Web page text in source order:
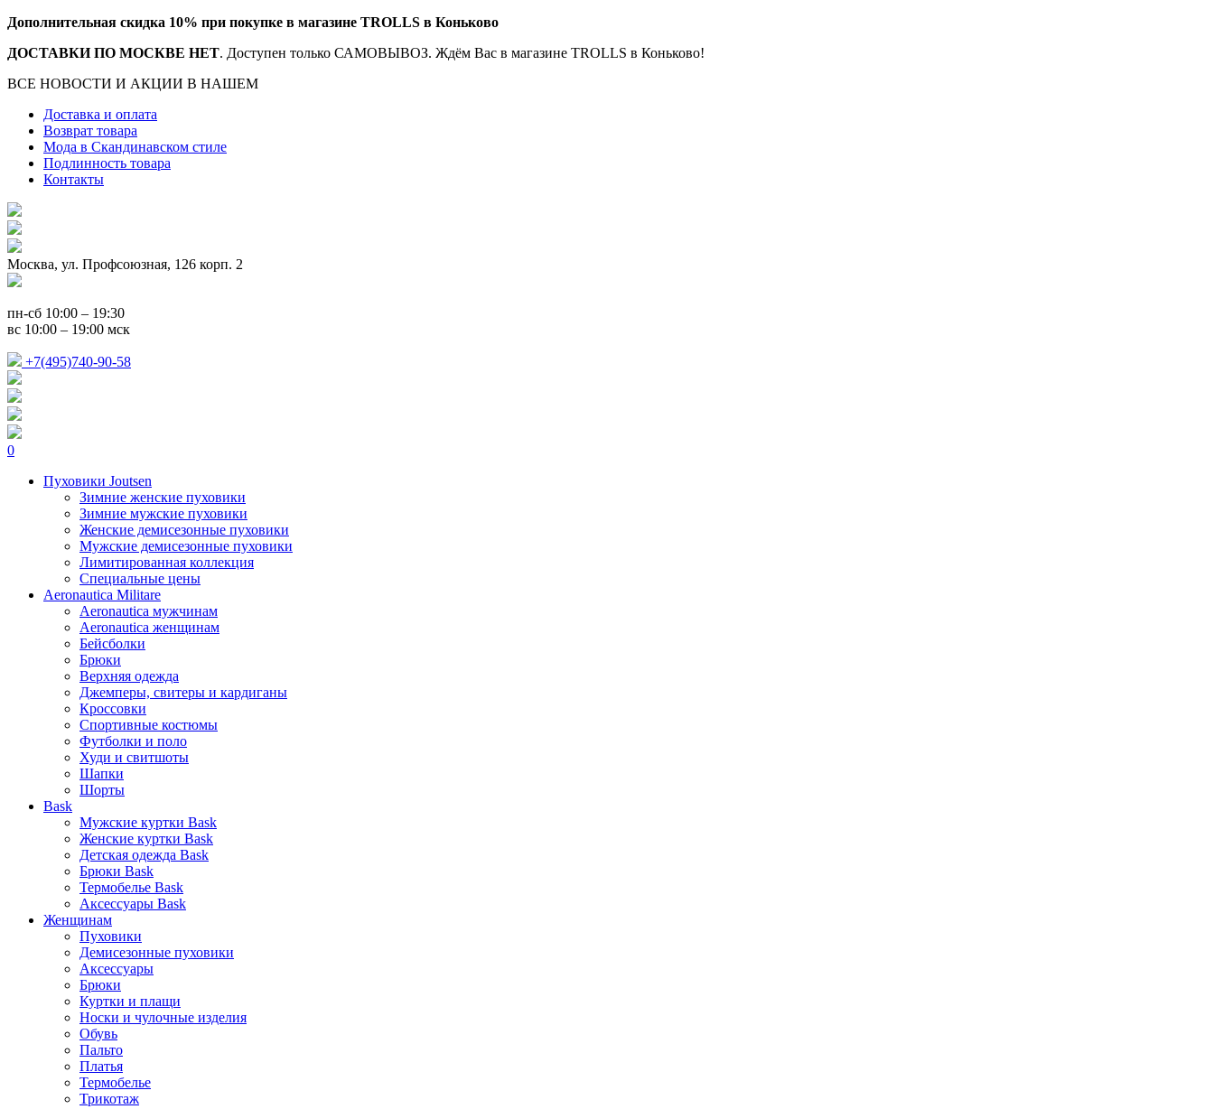
Дополнительная скидка 10% при покупке в магазине TROLLS в Коньково
ДОСТАВКИ ПО МОСКВЕ НЕТ. Доступен только САМОВЫВОЗ. Ждём Вас в магазине TROLLS в Коньково!
ВСЕ НОВОСТИ И АКЦИИ В НАШЕМ
Доставка и оплата
Возврат товара
Мода в Скандинавском стиле
Подлинность товара
Контакты
Москва, ул. Профсоюзная, 126 корп. 2
пн-сб 10:00 – 19:30
вс 10:00 – 19:00 мск
+7(495)740-90-58
0
Пуховики Joutsen
Зимние женские пуховики
Зимние мужские пуховики
Женские демисезонные пуховики
Мужские демисезонные пуховики
Лимитированная коллекция
Специальные цены
Aeronautica Militare
Aeronautica мужчинам
Aeronautica женщинам
Бейсболки
Брюки
Верхняя одежда
Джемперы, свитеры и кардиганы
Кроссовки
Спортивные костюмы
Футболки и поло
Худи и свитшоты
Шапки
Шорты
Bask
Мужские куртки Bask
Женские куртки Bask
Детская одежда Bask
Брюки Bask
Термобелье Bask
Аксессуары Bask
Женщинам
Пуховики
Демисезонные пуховики
Аксессуары
Брюки
Куртки и плащи
Носки и чулочные изделия
Обувь
Пальто
Платья
Термобелье
Трикотаж